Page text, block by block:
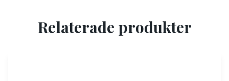
Relaterade produkter